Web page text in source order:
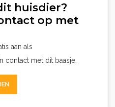
huisdier?
op met
aan als
contact met dit baasje.